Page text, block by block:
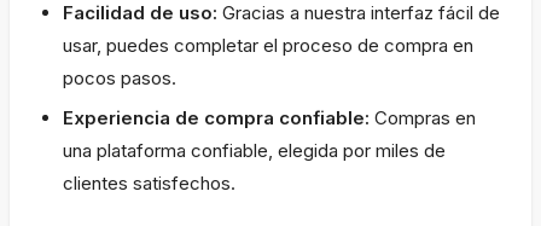
Facilidad de uso: Gracias a nuestra interfaz fácil de
usar, puedes completar el proceso de compra en
pocos pasos.
Experiencia de compra confiable: Compras en
una plataforma confiable, elegida por miles de
clientes satisfechos.